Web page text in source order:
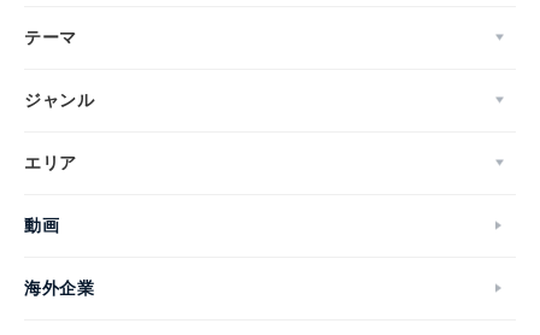
テーマ
ジャンル
エリア
動画
海外企業